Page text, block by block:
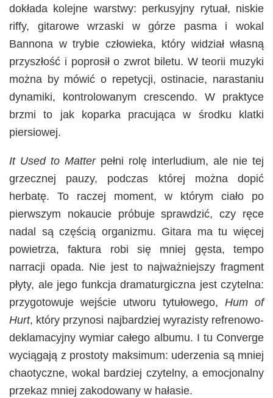
dokłada kolejne warstwy: perkusyjny rytuał, niskie
riffy, gitarowe wrzaski w górze pasma i wokal
Bannona w trybie człowieka, który widział własną
przyszłość i poprosił o zwrot biletu. W teorii muzyki
można by mówić o repetycji, ostinacie, narastaniu
dynamiki, kontrolowanym crescendo. W praktyce
brzmi to jak koparka pracująca w środku klatki
piersiowej.
It Used to Matterpełni rolę interludium, ale nie tej
grzecznej pauzy, podczas której można dopić
herbatę. To raczej moment, w którym ciało po
pierwszym nokaucie próbuje sprawdzić, czy ręce
nadal są częścią organizmu. Gitara ma tu więcej
powietrza, faktura robi się mniej gęsta, tempo
narracji opada. Nie jest to najważniejszy fragment
płyty, ale jego funkcja dramaturgiczna jest czytelna:
przygotowuje wejście utworu tytułowego, Hum of
Hurt, który przynosi najbardziej wyrazisty refrenowo-
deklamacyjny wymiar całego albumu. I tu Converge
wyciągają z prostoty maksimum: uderzenia są mniej
chaotyczne, wokal bardziej czytelny, a emocjonalny
przekaz mniej zakodowany w hałasie.